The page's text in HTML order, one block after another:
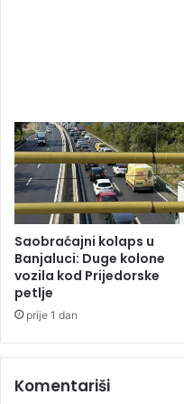
u
h
a
p
s
i
o
t
r
i
l
z
Saobraćajni kolaps u
Banjaluci: Duge kolone
vozila kod Prijedorske
petlje
prije 1 dan
Komentariši